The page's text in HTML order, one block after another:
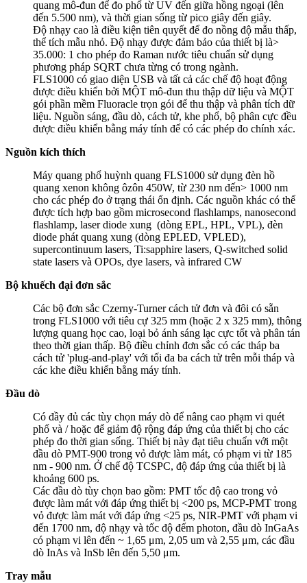
quang mô-đun để đo phổ từ UV đến giữa hồng ngoại (lên
đến 5.500 nm), và thời gian sống từ pico giây đến giây.
Độ nhạy cao là điều kiện tiên quyết để đo nồng độ mẫu thấp,
thể tích mẫu nhỏ. Độ nhạy được đảm bảo của thiết bị là>
35.000: 1 cho phép đo Raman nước tiêu chuẩn sử dụng
phương pháp SQRT chưa từng có trong ngành.
FLS1000 có giao diện USB và tất cả các chế độ hoạt động
được điều khiển bởi MỘT mô-đun thu thập dữ liệu và MỘT
gói phần mềm Fluoracle trọn gói để thu thập và phân tích dữ
liệu. Nguồn sáng, đầu dò, cách tử, khe phổ, bộ phân cực đều
được điều khiển bằng máy tính để có các phép đo chính xác.
Nguồn kích thích
Máy quang phổ huỳnh quang FLS1000 sử dụng đèn hồ
quang xenon không ôzôn 450W, từ 230 nm đến> 1000 nm
cho các phép đo ở trạng thái ổn định. Các nguồn khác có thể
được tích hợp bao gồm microsecond flashlamps, nanosecond
flashlamp, laser diode xung (dòng EPL, HPL, VPL), đèn
diode phát quang xung (dòng EPLED, VPLED),
supercontinuum lasers, Ti:sapphire lasers, Q-switched solid
state lasers và OPOs, dye lasers, và infrared CW
Bộ khuếch đại đơn sắc
Các bộ đơn sắc Czerny-Turner cách tử đơn và đôi có sẵn
trong FLS1000 với tiêu cự 325 mm (hoặc 2 x 325 mm), thông
lượng quang học cao, loại bỏ ánh sáng lạc cực tốt và phân tán
theo thời gian thấp. Bộ điều chỉnh đơn sắc có các tháp ba
cách tử 'plug-and-play' với tối đa ba cách tử trên mỗi tháp và
các khe điều khiển bằng máy tính.
Đầu dò
Có đầy đủ các tùy chọn máy dò để nâng cao phạm vi quét
phổ và / hoặc để giảm độ rộng đáp ứng của thiết bị cho các
phép đo thời gian sống. Thiết bị này đạt tiêu chuẩn với một
đầu dò PMT-900 trong vỏ được làm mát, có phạm vi từ 185
nm - 900 nm. Ở chế độ TCSPC, độ đáp ứng của thiết bị là
khoảng 600 ps.
Các đầu dò tùy chọn bao gồm: PMT tốc độ cao trong vỏ
được làm mát với đáp ứng thiết bị <200 ps, MCP-PMT trong
vỏ được làm mát với đáp ứng <25 ps, NIR-PMT với phạm vi
đến 1700 nm, độ nhạy và tốc độ đếm photon, đầu dò InGaAs
có phạm vi lên đến ~ 1,65 μm, 2,05 um và 2,55 μm, các đầu
dò InAs và InSb lên đến 5,50 μm.
Tray mẫu